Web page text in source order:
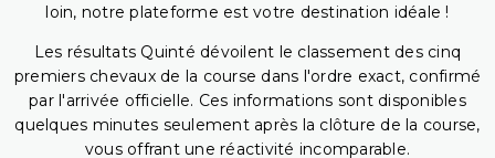
loin, notre plateforme est votre destination idéale !
Les résultats Quinté dévoilent le classement des cinq
premiers chevaux de la course dans l'ordre exact, confirmé
par l'arrivée officielle. Ces informations sont disponibles
quelques minutes seulement après la clôture de la course,
vous offrant une réactivité incomparable.